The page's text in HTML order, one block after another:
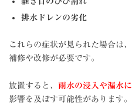
排水ドレンの劣化
これらの症状が見られた場合は
補修や改修が必要です。
放置すると、 雨水の浸入や漏水
影響を及ぼす可能性があります。